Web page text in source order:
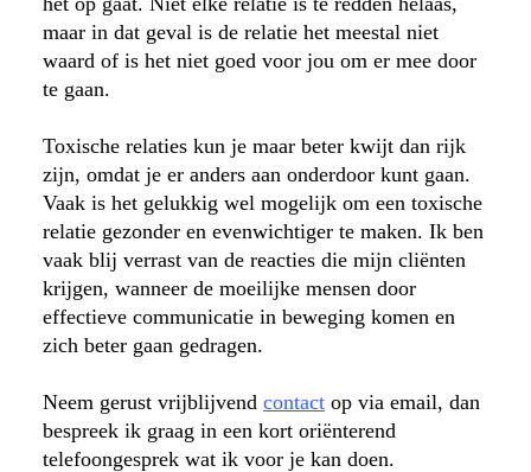
maar in dat geval is de relatie het meestal niet
waard of is het niet goed voor jou om er mee door
te gaan.
Toxische relaties kun je maar beter kwijt dan rijk
zijn, omdat je er anders aan onderdoor kunt gaan.
Vaak is het gelukkig wel mogelijk om een toxische
relatie gezonder en evenwichtiger te maken. Ik ben
vaak blij verrast van de reacties die mijn cliënten
krijgen, wanneer de moeilijke mensen door
effectieve communicatie in beweging komen en
zich beter gaan gedragen.
Neem gerust vrijblijvend contact op via email, dan
bespreek ik graag in een kort oriënterend
telefoongesprek wat ik voor je kan doen.